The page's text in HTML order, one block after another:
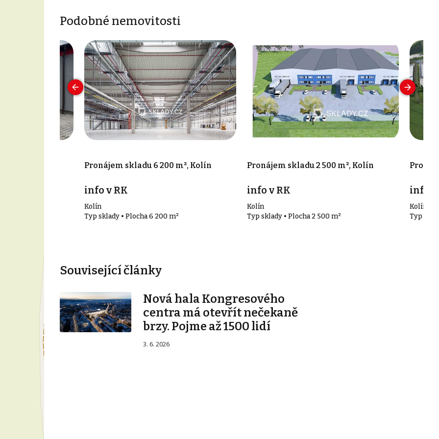
Podobné nemovitosti
Pronájem skladu 6 200 m², Kolín
info v RK
Kolín
Typ sklady • Plocha 6 200 m²
Pronájem skladu 2 500 m², Kolín
info v RK
Kolín
Typ sklady • Plocha 2 500 m²
info v
Kolín
Typ
Související články
Nová hala Kongresového
centra má otevřít nečekaně
brzy. Pojme až 1500 lidí
3. 6. 2026